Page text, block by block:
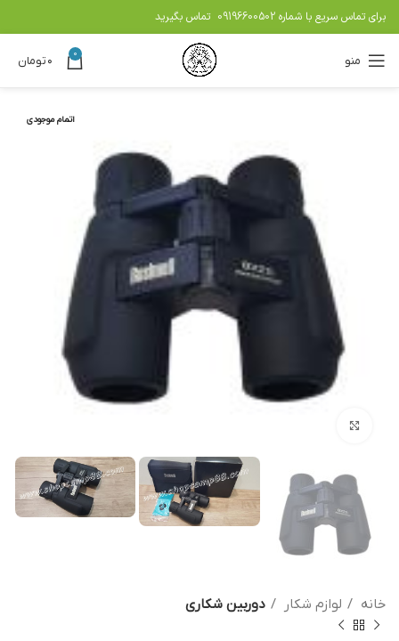
برای تماس سریع با شماره 09196600502 تماس بگیرید
منو 0 ۰تومان
اتمام موجودی
خانه لوازم شکار دوربین شکاری